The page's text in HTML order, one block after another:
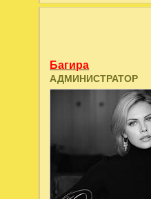
Багира
АДМИНИСТРАТОР